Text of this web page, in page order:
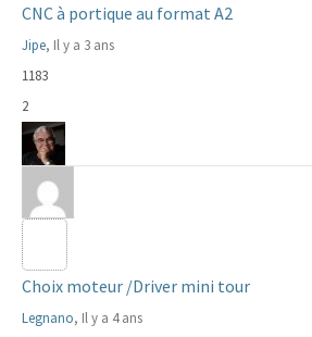
CNC à portique au format A2
Jipe, Il y a 3 ans
1183
2
Choix moteur /Driver mini tour
Legnano, Il y a 4 ans